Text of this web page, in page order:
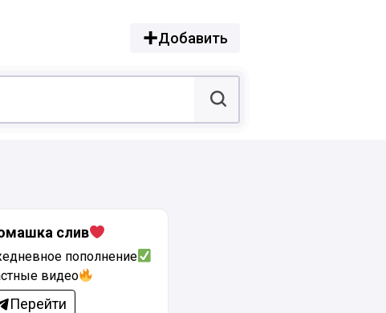
Добавить
слив
пополнение
видео
Перейти